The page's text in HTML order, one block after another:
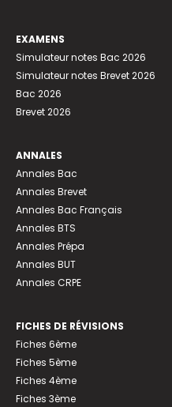
EXAMENS
Simulateur notes Bac 2026
Simulateur notes Brevet 2026
Bac 2026
Brevet 2026
ANNALES
Annales Bac
Annales Brevet
Annales Bac Français
Annales BTS
Annales Prépa
Annales BUT
Annales CRPE
FICHES DE RÉVISIONS
Fiches 6ème
Fiches 5ème
Fiches 4ème
Fiches 3ème